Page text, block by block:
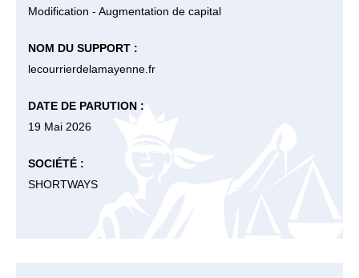
Modification - Augmentation de capital
NOM DU SUPPORT :
lecourrierdelamayenne.fr
DATE DE PARUTION :
19 Mai 2026
SOCIÉTÉ :
SHORTWAYS